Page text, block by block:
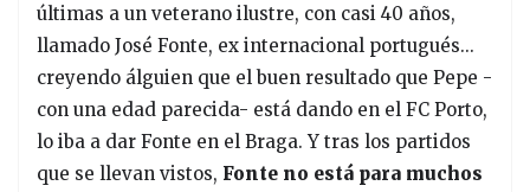
últimas a un veterano ilustre, con casi 40 años,
llamado José Fonte, ex internacional portugués...
creyendo álguien que el buen resultado que Pepe -
con una edad parecida- está dando en el FC Porto,
lo iba a dar Fonte en el Braga. Y tras los partidos
que se llevan vistos, Fonte no está para muchos